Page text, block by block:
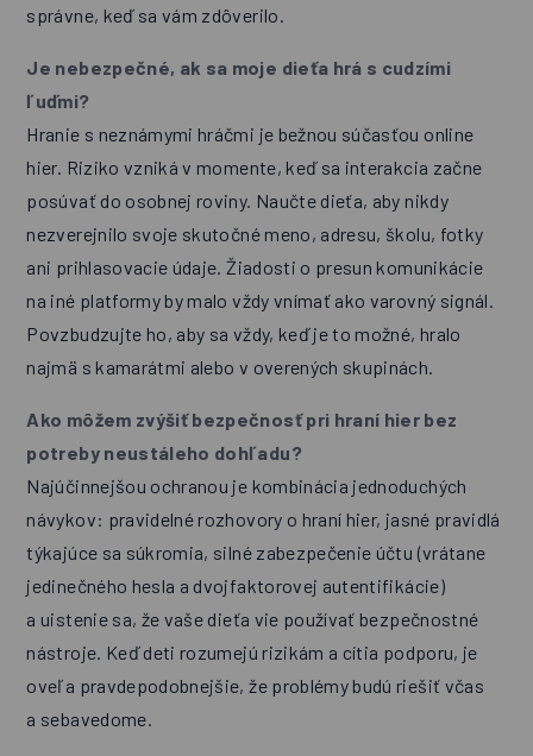
správne, keď sa vám zdôverilo.
Je nebezpečné, ak sa moje dieťa hrá s cudzími
ľuďmi?
Hranie s neznámymi hráčmi je bežnou súčasťou online
hier. Riziko vzniká v momente, keď sa interakcia začne
posúvať do osobnej roviny. Naučte dieťa, aby nikdy
nezverejnilo svoje skutočné meno, adresu, školu, fotky
ani prihlasovacie údaje. Žiadosti o presun komunikácie
na iné platformy by malo vždy vnímať ako varovný signál.
Povzbudzujte ho, aby sa vždy, keď je to možné, hralo
najmä s kamarátmi alebo v overených skupinách.
Ako môžem zvýšiť bezpečnosť pri hraní hier bez
potreby neustáleho dohľadu?
Najúčinnejšou ochranou je kombinácia jednoduchých
návykov: pravidelné rozhovory o hraní hier, jasné pravidlá
týkajúce sa súkromia, silné zabezpečenie účtu (vrátane
jedinečného hesla a dvojfaktorovej autentifikácie)
a uistenie sa, že vaše dieťa vie používať bezpečnostné
nástroje. Keď deti rozumejú rizikám a cítia podporu, je
oveľa pravdepodobnejšie, že problémy budú riešiť včas
a sebavedome.